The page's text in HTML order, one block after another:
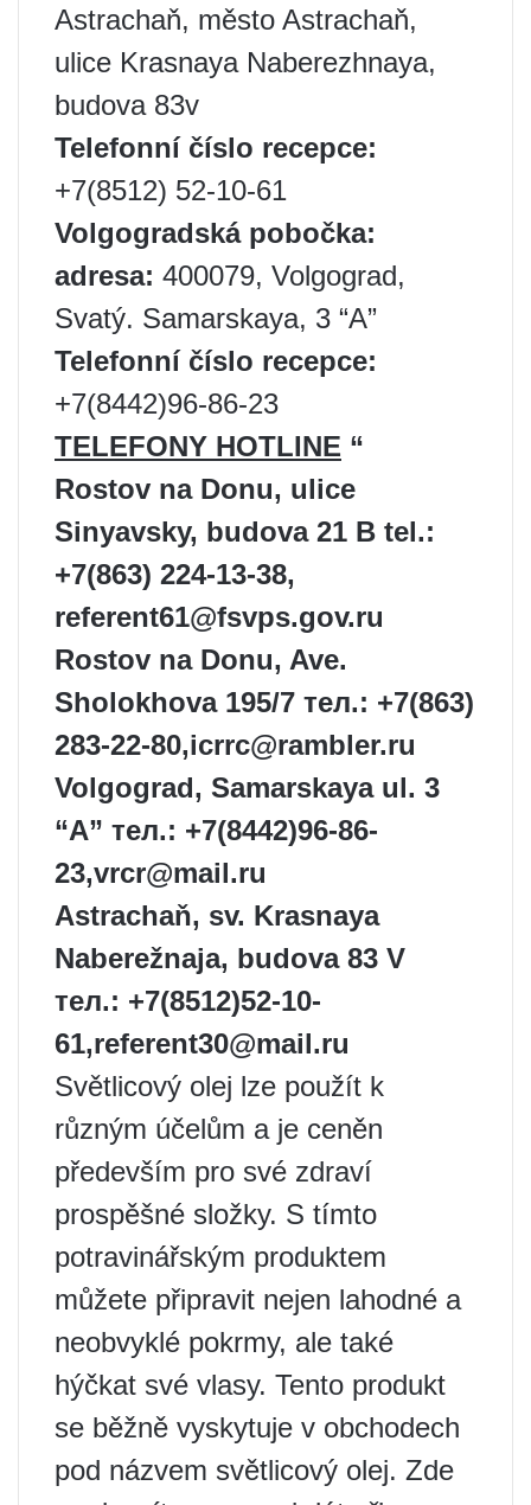
Astrachaň, město Astrachaň,
ulice Krasnaya Naberezhnaya,
budova 83v
Telefonní číslo recepce:
+7(8512) 52-10-61
Volgogradská pobočka:
adresa: 400079, Volgograd,
Svatý. Samarskaya, 3 “A”
Telefonní číslo recepce:
+7(8442)96-86-23
TELEFONY HOTLINE “
Rostov na Donu, ulice
Sinyavsky, budova 21 B tel.:
+7(863) 224-13-38,
referent61@fsvps.gov.ru
Rostov na Donu, Ave.
Sholokhova 195/7 тел.: +7(863)
283-22-80,icrrc@rambler.ru
Volgograd, Samarskaya ul. 3
“A” тел.: +7(8442)96-86-
23,vrcr@mail.ru
Astrachaň, sv. Krasnaya
Naberežnaja, budova 83 V
тел.: +7(8512)52-10-
61,referent30@mail.ru
Světlicový olej lze použít k
různým účelům a je ceněn
především pro své zdraví
prospěšné složky. S tímto
potravinářským produktem
můžete připravit nejen lahodné a
neobvyklé pokrmy, ale také
hýčkat své vlasy. Tento produkt
se běžně vyskytuje v obchodech
pod názvem světlicový olej. Zde